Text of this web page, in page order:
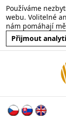
Používáme
webu. Volitelné
nám pomáhají
Přijmout